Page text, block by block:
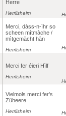
Herre
Herrlisheim
Merci, dàss-n-ìhr so
scheen mìtmàche /
mìtgemàcht hàn
Herrlisheim
Merci fer éieri Hìlf
Herrlisheim
Vielmols merci fer's
Züheere
Herrlisheim